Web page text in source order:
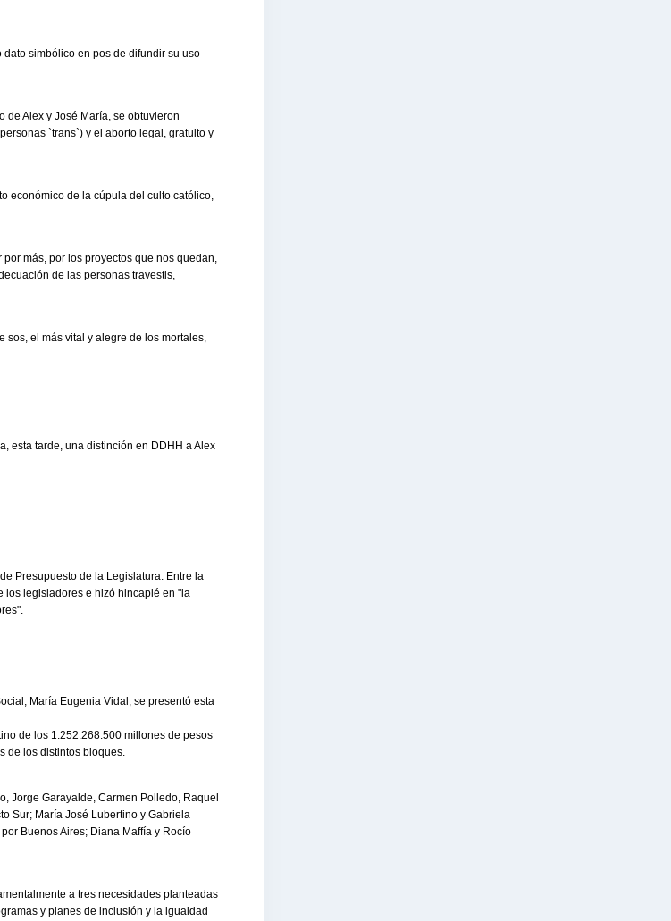
simbólico en pos de difundir su uso
de Alex y José María, se obtuvieron
`trans`) y el aborto legal, gratuito y
económico de la cúpula del culto católico,
más, por los proyectos que nos quedan,
de las personas travestis,
sos, el más vital y alegre de los mortales,
esta tarde, una distinción en DDHH a Alex
Presupuesto de la Legislatura. Entre la
los legisladores e hizó hincapié en "la
María Eugenia Vidal, se presentó esta
de los 1.252.268.500 millones de pesos
de los distintos bloques.
Jorge Garayalde, Carmen Polledo, Raquel
Sur; María José Lubertino y Gabriela
Buenos Aires; Diana Maffía y Rocío
a tres necesidades planteadas
y planes de inclusión y la igualdad